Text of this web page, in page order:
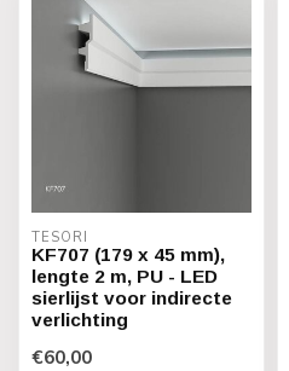
TESORI
KF707 (179 x 45 mm),
lengte 2 m, PU - LED
sierlijst voor indirecte
verlichting
€60,00